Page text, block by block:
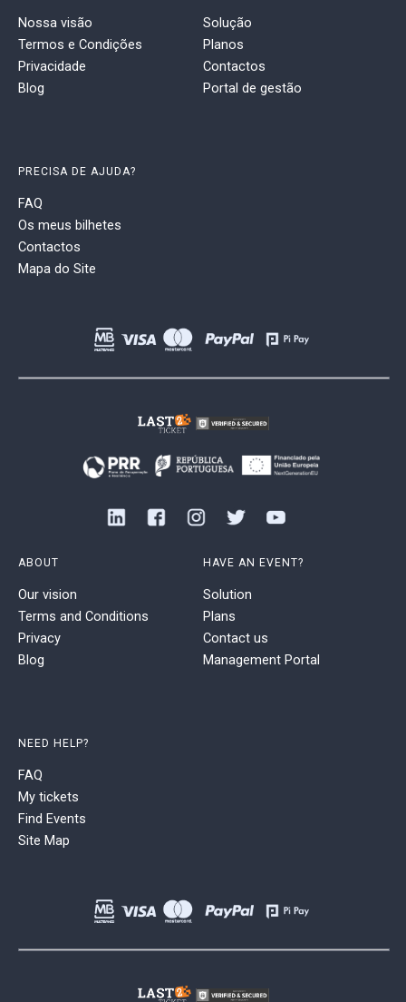
Nossa visão
Termos e Condições
Privacidade
Blog
Solução
Planos
Contactos
Portal de gestão
PRECISA DE AJUDA?
FAQ
Os meus bilhetes
Contactos
Mapa do Site
ABOUT
Our vision
Terms and Conditions
Privacy
Blog
HAVE AN EVENT?
Solution
Plans
Contact us
Management Portal
NEED HELP?
FAQ
My tickets
Find Events
Site Map